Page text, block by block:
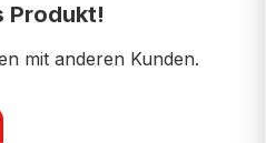
Produkt!
mit anderen Kunden.